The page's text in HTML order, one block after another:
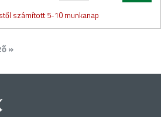
számított 5-10 munkanap
»